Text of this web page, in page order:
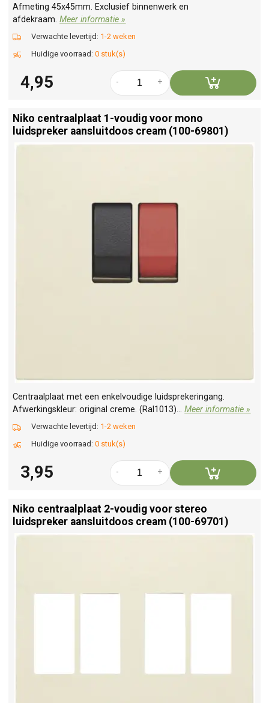
Afmeting 45x45mm. Exclusief binnenwerk en
afdekraam.Meer informatie »
Verwachte levertijd: 1-2 weken
Huidige voorraad: 0 stuk(s)
4,95 +
-
Niko centraalplaat 1-voudig voor mono
luidspreker aansluitdoos cream (100-69801)
Centraalplaat met een enkelvoudige luidsprekeringang.
Afwerkingskleur: original creme. (Ral1013)...Meer informatie »
Verwachte levertijd: 1-2 weken
Huidige voorraad: 0 stuk(s)
3,95 +
-
Niko centraalplaat 2-voudig voor stereo
luidspreker aansluitdoos cream (100-69701)